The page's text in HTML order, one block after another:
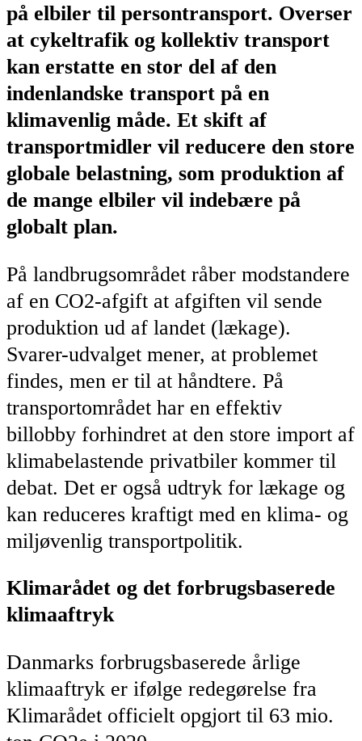
på elbiler til persontransport. Overser
at cykeltrafik og kollektiv transport
kan erstatte en stor del af den
indenlandske transport på en
klimavenlig måde. Et skift af
transportmidler vil reducere den store
globale belastning, som produktion af
de mange elbiler vil indebære på
globalt plan.
På landbrugsområdet råber modstandere
af en CO2-afgift at afgiften vil sende
produktion ud af landet (lækage).
Svarer-udvalget mener, at problemet
findes, men er til at håndtere. På
transportområdet har en effektiv
billobby forhindret at den store import af
klimabelastende privatbiler kommer til
debat. Det er også udtryk for lækage og
kan reduceres kraftigt med en klima- og
miljøvenlig transportpolitik.
Klimarådet og det forbrugsbaserede
klimaaftryk
Danmarks forbrugsbaserede årlige
klimaaftryk er ifølge redegørelse fra
Klimarådet officielt opgjort til 63 mio.